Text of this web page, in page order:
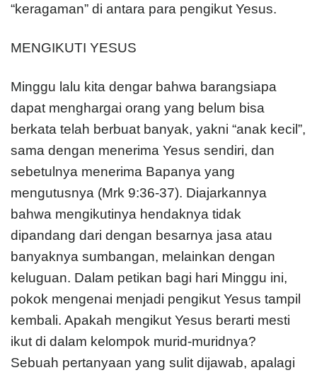
“keragaman” di antara para pengikut Yesus.
MENGIKUTI YESUS
Minggu lalu kita dengar bahwa barangsiapa
dapat menghargai orang yang belum bisa
berkata telah berbuat banyak, yakni “anak kecil”,
sama dengan menerima Yesus sendiri, dan
sebetulnya menerima Bapanya yang
mengutusnya (Mrk 9:36-37). Diajarkannya
bahwa mengikutinya hendaknya tidak
dipandang dari dengan besarnya jasa atau
banyaknya sumbangan, melainkan dengan
keluguan. Dalam petikan bagi hari Minggu ini,
pokok mengenai menjadi pengikut Yesus tampil
kembali. Apakah mengikut Yesus berarti mesti
ikut di dalam kelompok murid-muridnya?
Sebuah pertanyaan yang sulit dijawab, apalagi